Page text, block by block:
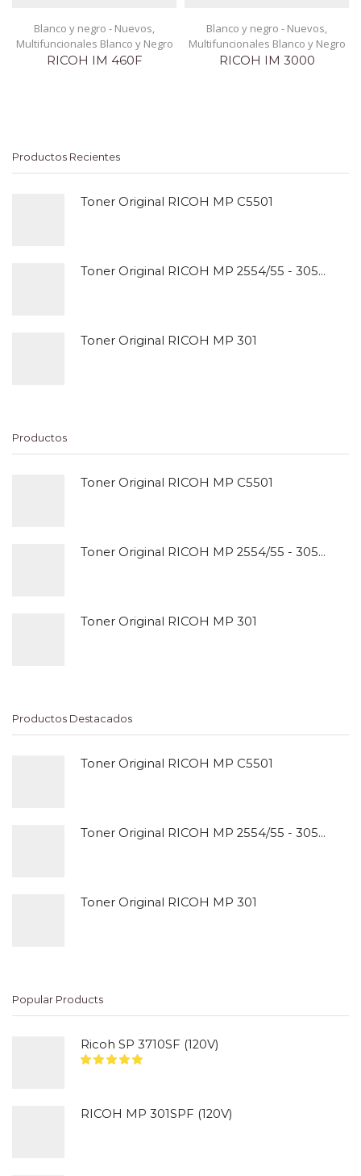
Blanco y negro - Nuevos,
Multifuncionales Blanco y Negro
RICOH IM 460F
Blanco y negro - Nuevos,
Multifuncionales Blanco y Negro
RICOH IM 3000
Productos Recientes
Toner Original RICOH MP C5501
Toner Original RICOH MP 2554/55 - 3054/55
Toner Original RICOH MP 301
Productos
Toner Original RICOH MP C5501
Toner Original RICOH MP 2554/55 - 3054/55
Toner Original RICOH MP 301
Productos Destacados
Toner Original RICOH MP C5501
Toner Original RICOH MP 2554/55 - 3054/55
Toner Original RICOH MP 301
Popular Products
Ricoh SP 3710SF (120V)
RICOH MP 301SPF (120V)